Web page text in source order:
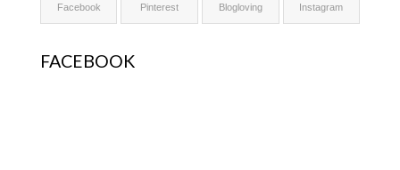
Facebook Pinterest Blogloving Instagram
FACEBOOK